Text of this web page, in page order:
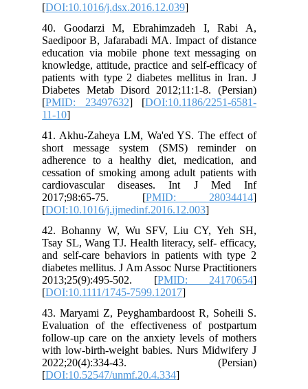
[DOI:10.1016/j.dsx.2016.12.039
40. Goodarzi M, Ebrahimzadeh I, Rabi A,
Saedipoor B, Jafarabadi MA. Impact of distance
education via mobile phone text messaging on
knowledge, attitude, practice and self-efficacy of
patients with type 2 diabetes mellitus in Iran. J
Diabetes Metab Disord 2012;11:1-8. (Persian)
[PMID: 23497632 ] [DOI:10.1186/2251-6581-
11-10
41. Akhu-Zaheya LM, Wa'ed YS. The effect of
short message system (SMS) reminder on
adherence to a healthy diet, medication, and
cessation of smoking among adult patients with
cardiovascular diseases. Int J Med Inf
2017;98:65-75. [PMID: 28034414
[DOI:10.1016/j.ijmedinf.2016.12.003
42. Bohanny W, Wu SFV, Liu CY, Yeh SH,
Tsay SL, Wang TJ. Health literacy, self‐ efficacy,
and self‐care behaviors in patients with type 2
diabetes mellitus. J Am Assoc Nurse Practitioners
2013;25(9):495-502. [PMID: 24170654
[DOI:10.1111/1745-7599.12017
43. Maryami Z, Peyghambardoost R, Soheili S.
Evaluation of the effectiveness of postpartum
follow-up care on the anxiety levels of mothers
with low-birth-weight babies. Nurs Midwifery J
2022;20(4):334-43. (Persian)
[DOI:10.52547/unmf.20.4.334